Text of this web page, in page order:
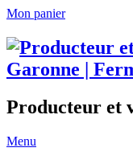
Mon panier
Producteur et
Menu